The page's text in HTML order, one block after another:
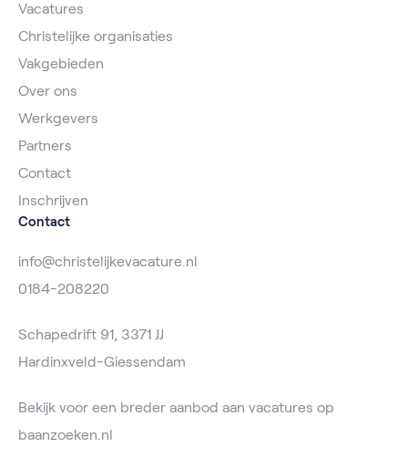
Vacatures
Christelijke organisaties
Vakgebieden
Over ons
Werkgevers
Partners
Contact
Inschrijven
Contact
info@christelijkevacature.nl
0184-208220
Schapedrift 91, 3371 JJ
Hardinxveld-Giessendam
Bekijk voor een breder aanbod aan vacatures op
baanzoeken.nl